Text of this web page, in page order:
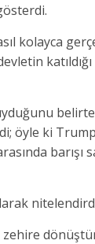
kolayca
öyle ki
zehire